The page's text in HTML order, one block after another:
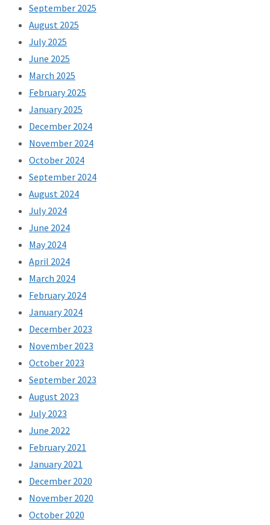
September 2025
August 2025
July 2025
June 2025
March 2025
February 2025
January 2025
December 2024
November 2024
October 2024
September 2024
August 2024
July 2024
June 2024
May 2024
April 2024
March 2024
February 2024
January 2024
December 2023
November 2023
October 2023
September 2023
August 2023
July 2023
June 2022
February 2021
January 2021
December 2020
November 2020
October 2020